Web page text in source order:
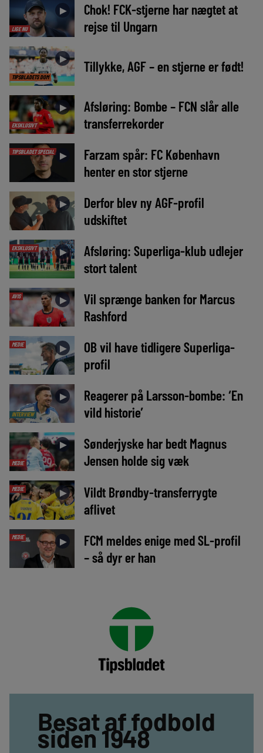
LIGE NU
►
Chok! FCK-stjerne har nægtet at
rejse til Ungarn
TIPSBLADETS DOM
► Tillykke, AGF – en stjerne er født!
EKSKLUSIVT
►
Afsløring: Bombe – FCN slår alle
transferrekorder
TIPSBLADET SPECIAL ►
Farzam spår: FC København
henter en stor stjerne
►
Derfor blev ny AGF-profil
udskiftet
EKSKLUSIVT ►
Afsløring: Superliga-klub udlejer
stort talent
AVIS ►
Vil sprænge banken for Marcus
Rashford
MEDIE ►
OB vil have tidligere Superliga-
profil
INTERVIEW
►
Reagerer på Larsson-bombe: ‘En
vild historie’
MEDIE
►
Sønderjyske har bedt Magnus
Jensen holde sig væk
MEDIE ►
Vildt Brøndby-transferrygte
aflivet
MEDIE ►
FCM meldes enige med SL-profil
– så dyr er han
Besat af fodbold
siden 1948